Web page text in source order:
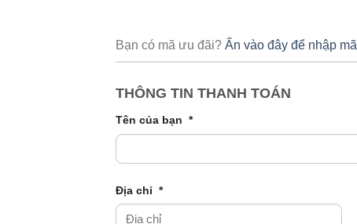
Bạn có mã ưu đãi? Ấn vào đây để nhập mã
THÔNG TIN THANH TOÁN
Tên của bạn *
Địa chỉ *